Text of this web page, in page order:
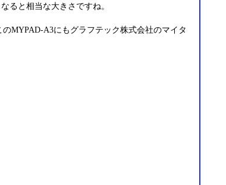
ると相当な大きさですね。
MYPAD-A3にもグラフテック株式会社のマイタ